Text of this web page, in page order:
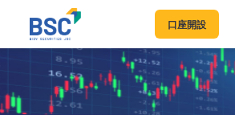
口座開設